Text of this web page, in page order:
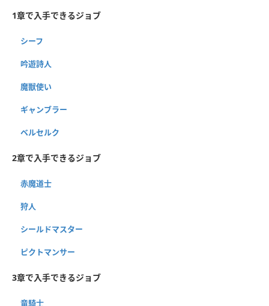
1章で入手できるジョブ
シーフ
吟遊詩人
魔獣使い
ギャンブラー
ベルセルク
2章で入手できるジョブ
赤魔道士
狩人
シールドマスター
ピクトマンサー
3章で入手できるジョブ
竜騎士